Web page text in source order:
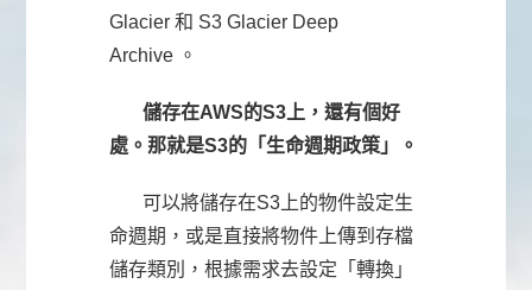
Glacier 和 S3 Glacier Deep
Archive 。
儲存在AWS的S3上，還有個好
處。那就是S3的「生命週期政策」。
可以將儲存在S3上的物件設定生
命週期，或是直接將物件上傳到存檔
儲存類別，根據需求去設定「轉換」